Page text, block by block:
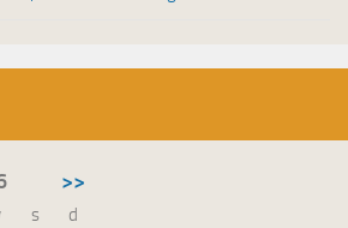
>>
s
d